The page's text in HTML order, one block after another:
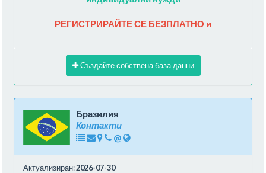
РЕГИСТРИРАЙТЕ СЕ БЕЗПЛАТНО и
Създайте собствена база данни
Бразилия
Контакти
@
Актуализиран:2026-07-30